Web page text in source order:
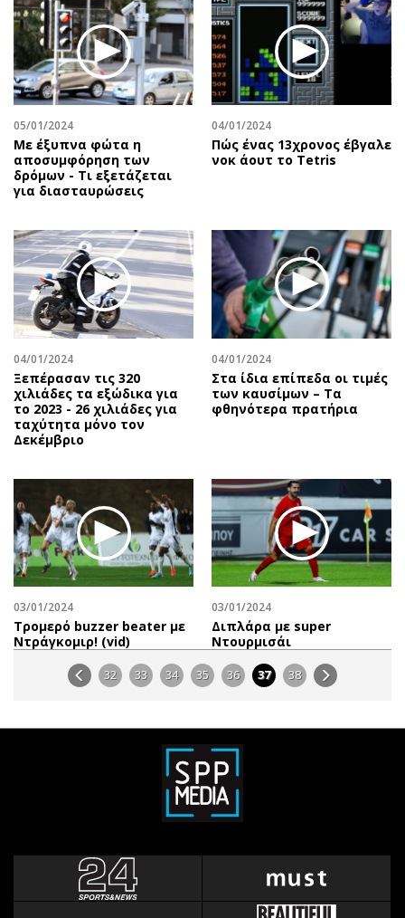
05/01/2024
Με έξυπνα φώτα η
αποσυμφόρηση των
δρόμων - Τι εξετάζεται
για διασταυρώσεις
04/01/2024
Πώς ένας 13χρονος έβγαλε
νοκ άουτ το Tetris
04/01/2024
Ξεπέρασαν τις 320
χιλιάδες τα εξώδικα για
το 2023 - 26 χιλιάδες για
ταχύτητα μόνο τον
Δεκέμβριο
04/01/2024
Στα ίδια επίπεδα οι τιμές
των καυσίμων – Τα
φθηνότερα πρατήρια
03/01/2024
Τρομερό buzzer beater με
Ντράγκομιρ! (vid)
03/01/2024
Διπλάρα με super
Ντουρμισάι
32 33 34 35 36 37 38